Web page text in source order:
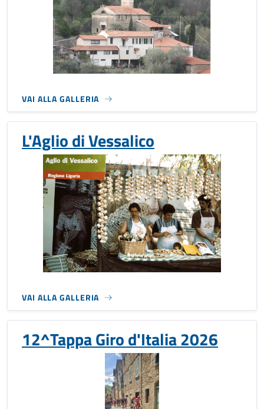
VAI ALLA GALLERIA
L'Aglio di Vessalico
VAI ALLA GALLERIA
12^Tappa Giro d'Italia 2026